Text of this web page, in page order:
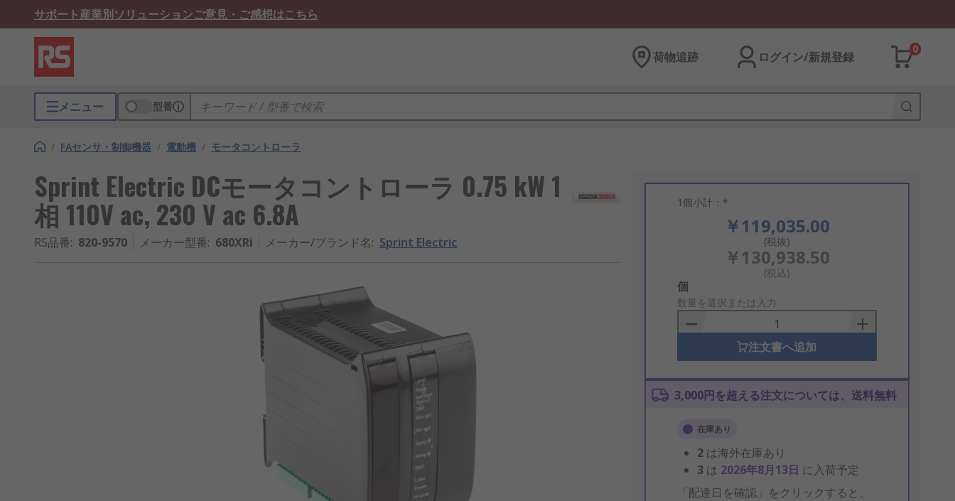
サポート産業別ソリューションご意見・ご感想はこちら
荷物追跡 ログイン/新規登録
0
メニュー 型番
/ FAセンサ・制御機器 / 電動機 / モータコントローラ
Sprint Electric DCモータコントローラ 0.75 kW 1
相 110V ac, 230 V ac 6.8A
RS品番: 820-9570 メーカー型番: 680XRi メーカー/ブランド名: Sprint Electric
1個小計：*
￥119,035.00
(税抜)
￥130,938.50
(税込)
Add
to
Basket
個
数量を選択または入力
注文書へ追加
3,000円を超える注文については、送料無料
在庫あり
2 は海外在庫あり
3 は 2026年8月13日 に入荷予定
「配達日を確認」をクリックすると、